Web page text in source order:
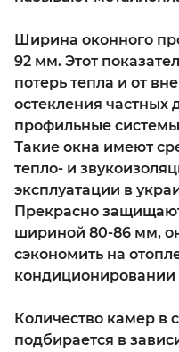
Ширина оконного
92 мм. Этот
потерь тепла и от
остекления частных
профильные
Такие окна имеют
тепло- и
эксплуатации в
Прекрасно
шириной 80-86 мм,
сэкономить на
кондиционировании
Количество камер в
подбирается в